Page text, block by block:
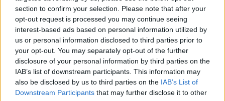
section to confirm your selection. Please note that after your
opt-out request is processed you may continue seeing
interest-based ads based on personal information utilized by
us or personal information disclosed to third parties prior to
your opt-out. You may separately opt-out of the further
disclosure of your personal information by third parties on the
IAB’s list of downstream participants. This information may
also be disclosed by us to third parties on the IAB’s List of
Downstream Participants that may further disclose it to other
przeszedł przez rosyjską cenzurę, lecz także to,
że drugie wydanie Mickiewicz odważył się
zadedykować samemu carowi.
Czytaj także:
Konrad Wallenrod jako bohater
tragiczny
W jaki sposób literatura przedstawia